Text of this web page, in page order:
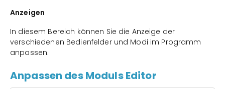
Anzeigen
In diesem Bereich können Sie die Anzeige der
verschiedenen Bedienfelder und Modi im Programm
anpassen.
Anpassen des Moduls Editor